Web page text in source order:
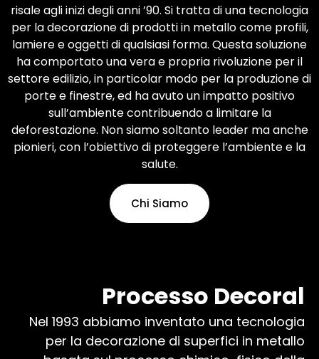
finiture che desideri.
Scopri di più
risale agli inizi degli anni ’90. Si tratta di una tecnologia
per la decorazione di prodotti in metallo come profili,
lamiere e oggetti di qualsiasi forma. Questa soluzione
ha comportato una vera e propria rivoluzione per il
settore edilizio, in particolar modo per la produzione di
porte e finestre, ed ha avuto un impatto positivo
sull’ambiente contribuendo a limitare la
deforestazione. Non siamo soltanto leader ma anche
pionieri, con l’obiettivo di proteggere l’ambiente e la
salute.
Chi Siamo
Processo Decoral
Nel 1993 abbiamo inventato una tecnologia
per la decorazione di superfici in metallo